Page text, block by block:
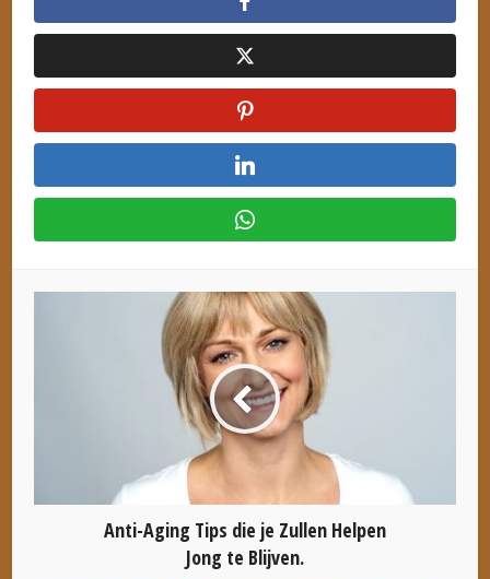
Anti-Aging Tips die je Zullen Helpen
Jong te Blijven.